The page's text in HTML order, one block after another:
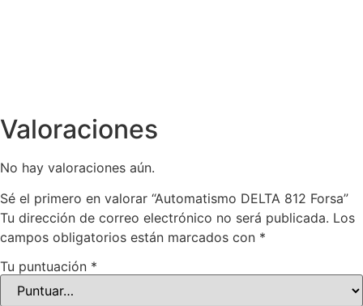
Valoraciones
No hay valoraciones aún.
Sé el primero en valorar “Automatismo DELTA 812 Forsa”
Tu dirección de correo electrónico no será publicada. Los
campos obligatorios están marcados con *
Tu puntuación *